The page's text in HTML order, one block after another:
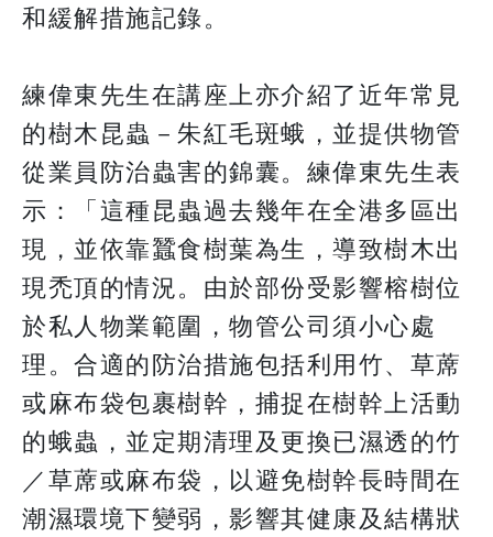
和緩解措施記錄。
練偉東先生在講座上亦介紹了近年常見
的樹木昆蟲－朱紅毛斑蛾，並提供物管
從業員防治蟲害的錦囊。練偉東先生表
示：「這種昆蟲過去幾年在全港多區出
現，並依靠蠶食樹葉為生，導致樹木出
現禿頂的情況。由於部份受影響榕樹位
於私人物業範圍，物管公司須小心處
理。合適的防治措施包括利用竹、草蓆
或麻布袋包裹樹幹，捕捉在樹幹上活動
的蛾蟲，並定期清理及更換已濕透的竹
／草蓆或麻布袋，以避免樹幹長時間在
潮濕環境下變弱，影響其健康及結構狀